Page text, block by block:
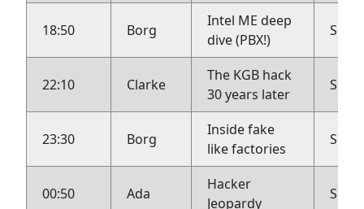
18:50 Borg
Intel ME deep
dive (PBX!)
22:10 Clarke
The KGB hack
30 years later
23:30 Borg
Inside fake
like factories
00:50 Ada
Hacker
Jeopardy